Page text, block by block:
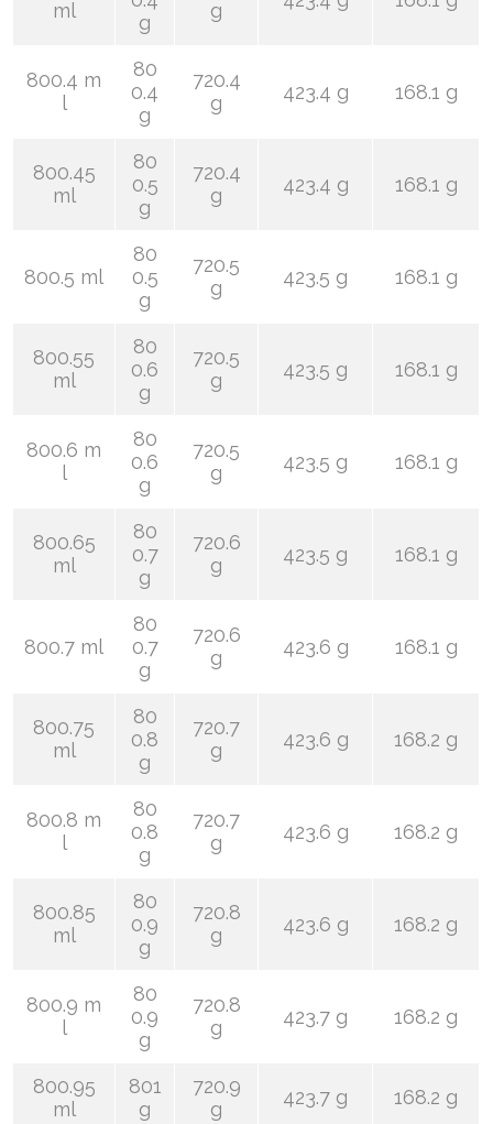
ml
g
g
800.4 m
l
80
0.4
g
720.4
g
423.4 g 168.1 g
800.45
ml
80
0.5
g
720.4
g
423.4 g 168.1 g
800.5 ml
80
0.5
g
720.5
g
423.5 g 168.1 g
800.55
ml
80
0.6
g
720.5
g
423.5 g 168.1 g
800.6 m
l
80
0.6
g
720.5
g
423.5 g 168.1 g
800.65
ml
80
0.7
g
720.6
g
423.5 g 168.1 g
800.7 ml
80
0.7
g
720.6
g
423.6 g 168.1 g
800.75
ml
80
0.8
g
720.7
g
423.6 g 168.2 g
800.8 m
l
80
0.8
g
720.7
g
423.6 g 168.2 g
800.85
ml
80
0.9
g
720.8
g
423.6 g 168.2 g
800.9 m
l
80
0.9
g
720.8
g
423.7 g 168.2 g
800.95
ml
801
g
720.9
g
423.7 g 168.2 g